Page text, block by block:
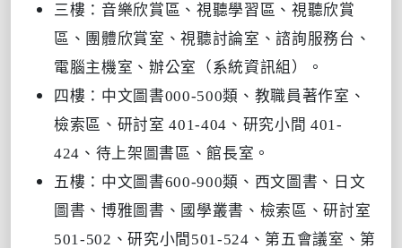
三樓：音樂欣賞區、視聽學習區、視聽欣賞
區、團體欣賞室、視聽討論室、諮詢服務台、
電腦主機室、辦公室（系統資訊組）。
四樓：中文圖書000-500類、教職員著作室、
檢索區、研討室 401-404、研究小間 401-
424、待上架圖書區、館長室。
五樓：中文圖書600-900類、西文圖書、日文
圖書、博雅圖書、國學叢書、檢索區、研討室
501-502、研究小間501-524、第五會議室、第